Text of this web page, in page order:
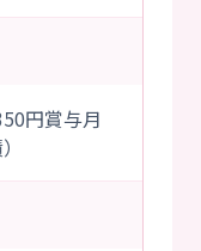
円賞与月